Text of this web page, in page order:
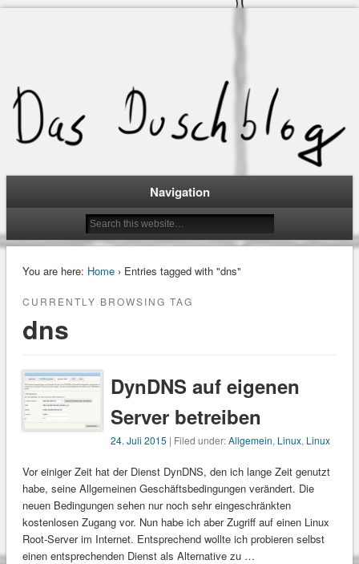
Navigation
You are here: Home› Entries tagged with "dns"
CURRENTLY BROWSING TAG
dns
DynDNS auf eigenen
Server betreiben
24. Juli 2015 | Filed under:Allgemein, Linux, Linux
Vor einiger Zeit hat der Dienst DynDNS, den ich lange Zeit genutzt
habe, seine Allgemeinen Geschäftsbedingungen verändert. Die
neuen Bedingungen sehen nur noch sehr eingeschränkten
kostenlosen Zugang vor. Nun habe ich aber Zugriff auf einen Linux
Root-Server im Internet. Entsprechend wollte ich probieren selbst
einen entsprechenden Dienst als Alternative zu …